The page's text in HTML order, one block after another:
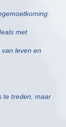
met
leven en
te treden, maar